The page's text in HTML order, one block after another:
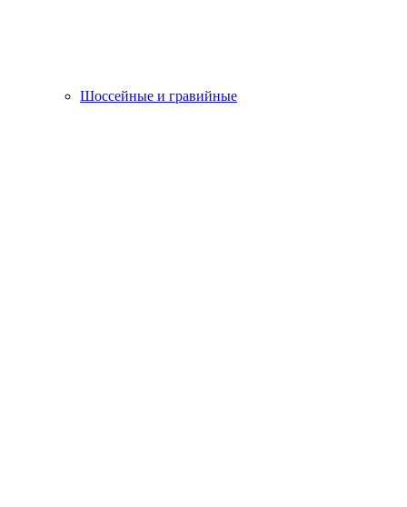
Шоссейные и гравийные